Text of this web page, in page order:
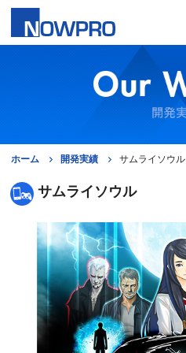
ホーム 開発実績 サムライソウル
サムライソウル